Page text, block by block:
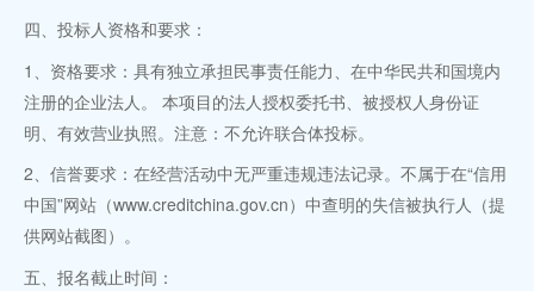
四、投标人资格和要求：
1、资格要求：具有独立承担民事责任能力、在中华民共和国境内
注册的企业法人。 本项目的法人授权委托书、被授权人身份证
明、有效营业执照。注意：不允许联合体投标。
2、信誉要求：在经营活动中无严重违规违法记录。不属于在“信用
中国”网站（www.creditchina.gov.cn）中查明的失信被执行人（提
供网站截图）。
五、报名截止时间：